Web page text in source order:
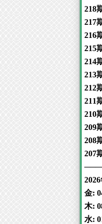
218
217
216
215
214
213
212
211
210
209
208
207
金:
木:
水: